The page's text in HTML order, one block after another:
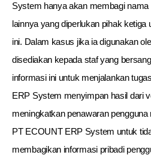
System hanya akan membagi
lainnya yang diperlukan pihak
ini. Dalam kasus jika ia digunakan
disediakan kepada staf yang
informasi ini untuk menjalankan
ERP System menyimpan hasil dari
meningkatkan penawaran
PT ECOUNT ERP System untuk
membagikan informasi pribadi